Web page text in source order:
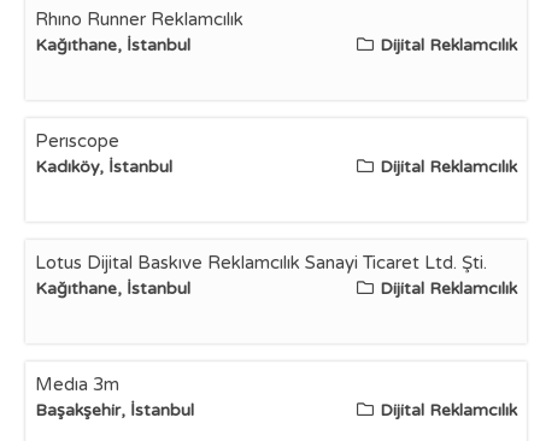
Rhıno Runner Reklamcılık
Kağıthane, İstanbul Dijital Reklamcılık
Perıscope
Kadıköy, İstanbul Dijital Reklamcılık
Lotus Dijital Baskıve Reklamcılık Sanayi Ticaret Ltd. Şti.
Kağıthane, İstanbul Dijital Reklamcılık
Medıa 3m
Başakşehir, İstanbul Dijital Reklamcılık